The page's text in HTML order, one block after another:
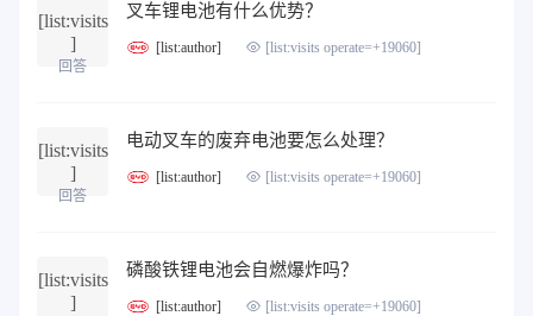
[list:visits
]
回答
叉车锂电池有什么优势？
[list:author] [list:visits operate=+19060]
[list:visits
]
回答
电动叉车的废弃电池要怎么处理？
[list:author] [list:visits operate=+19060]
[list:visits
]
磷酸铁锂电池会自燃爆炸吗？
[list:author] [list:visits operate=+19060]